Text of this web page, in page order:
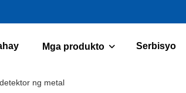
Mga produkto Serbisyo
ng metal